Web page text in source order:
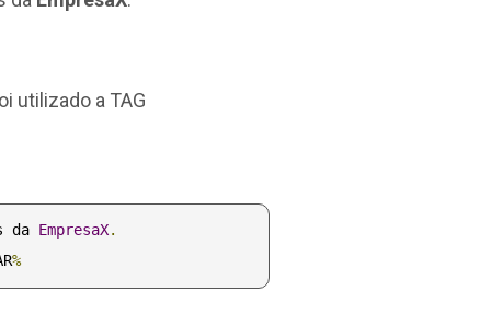
utilizado a TAG
da EmpresaX.
%